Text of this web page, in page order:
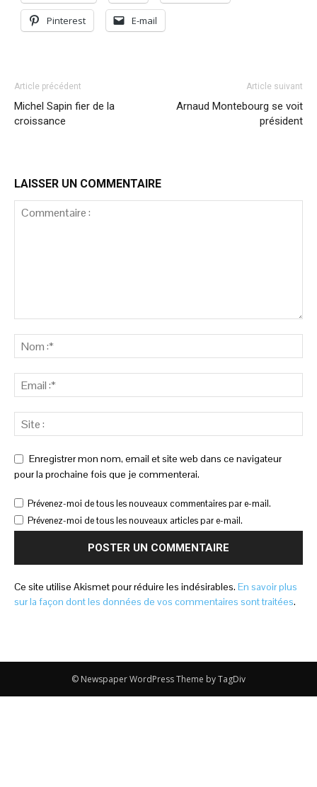
Pinterest E-mail
Article précédent
Michel Sapin fier de la
croissance
Article suivant
Arnaud Montebourg se voit
président
LAISSER UN COMMENTAIRE
Enregistrer mon nom, email et site web dans ce navigateur
pour la prochaine fois que je commenterai.
Prévenez-moi de tous les nouveaux commentaires par e-mail.
Prévenez-moi de tous les nouveaux articles par e-mail.
Ce site utilise Akismet pour réduire les indésirables. En savoir plus
sur la façon dont les données de vos commentaires sont traitées.
© Newspaper WordPress Theme by TagDiv